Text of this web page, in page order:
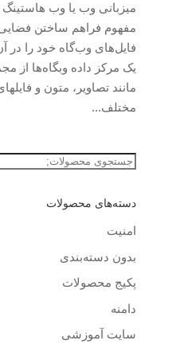
مفهوم فراهم ساختن
فایل‌های وب‌گاه خود را در
یک مرکز داده وبگاه‌ها از
مانند تصاویر، متون و
مختلف...
جستجو
دسته‌های محصولات
امنیت
بدون دسته‌بندی
پکیج محصولات
دامنه
سایت آموزشی